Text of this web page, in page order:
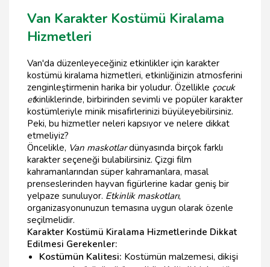
Van Karakter Kostümü Kiralama
Hizmetleri
Van'da düzenleyeceğiniz etkinlikler için karakter
kostümü kiralama hizmetleri, etkinliğinizin atmosferini
zenginleştirmenin harika bir yoludur. Özellikle çocuk
etkinliklerinde, birbirinden sevimli ve popüler karakter
kostümleriyle minik misafirlerinizi büyüleyebilirsiniz.
Peki, bu hizmetler neleri kapsıyor ve nelere dikkat
etmeliyiz?
Öncelikle, Van maskotlardünyasında birçok farklı
karakter seçeneği bulabilirsiniz. Çizgi film
kahramanlarından süper kahramanlara, masal
prenseslerinden hayvan figürlerine kadar geniş bir
yelpaze sunuluyor. Etkinlik maskotları,
organizasyonunuzun temasına uygun olarak özenle
seçilmelidir.
Karakter Kostümü Kiralama Hizmetlerinde Dikkat
Edilmesi Gerekenler:
Kostümün Kalitesi: Kostümün malzemesi, dikişi